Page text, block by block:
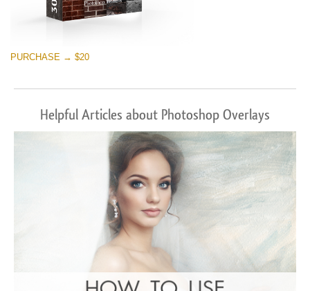
PURCHASE → $20
Helpful Articles about Photoshop Overlays